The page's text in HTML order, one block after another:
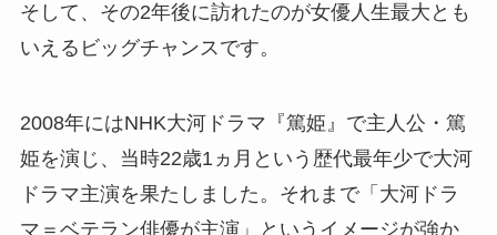
そして、その2年後に訪れたのが女優人生最大とも
いえるビッグチャンスです。
2008年にはNHK大河ドラマ『篤姫』で主人公・篤
姫を演じ、当時22歳1ヵ月という歴代最年少で大河
ドラマ主演を果たしました。それまで「大河ドラ
マ＝ベテラン俳優が主演」というイメージが強か